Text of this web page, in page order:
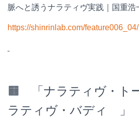
脈へと誘うナラティヴ実践｜国重浩
https://shinrinlab.com/feature006_04/
🟧 「ナラティヴ・
ラティヴ・バディ 」